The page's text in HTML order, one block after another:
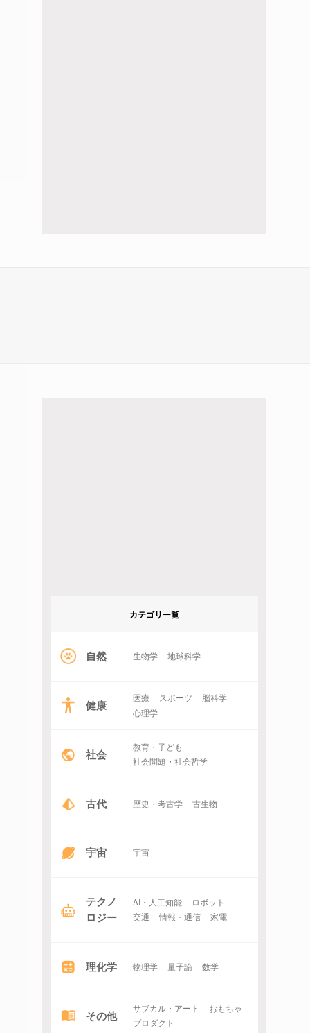
カテゴリー覧
自然 生物学 地球科学
健康 医療 スポーツ
脳科学
心理学
社会
教育・子ども
社会問題・社会哲学
古代 歴史・考古学 古生物
宇宙 宇宙
テクノ
ロジー
AI・人工知能
ロボット
交通
情報・通信 家電
理化学 物理学 量子論 数学
その他 サブカル・アート
おもちゃ
プロダクト